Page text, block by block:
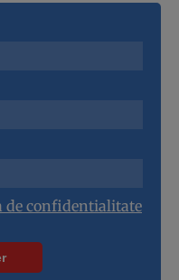
de confidentialitate